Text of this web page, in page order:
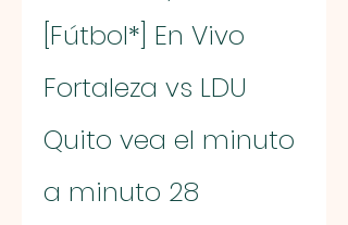
[Fútbol*] En Vivo
Fortaleza vs LDU
Quito vea el minuto
a minuto 28